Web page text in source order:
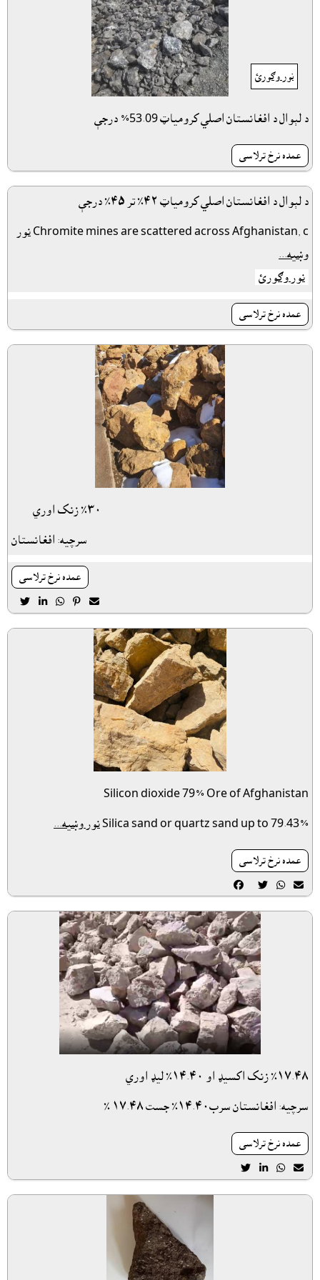
نور وګورئ
د لېوال د افغانستان اصلي کرومياټ 53.09% درجې
عمده نرخ ترلاسى
د لېوال د افغانستان اصلي کرومياټ ٤٢٪ تر ٤٥٪ درجې
Chromite mines are scattered across Afghanistan, c نور
وښيه...
نور وګورئ
عمده نرخ ترلاسى
٣٠٪ زنک اوري
سرچيه: افغانستان
عمده نرخ ترلاسى
    
Silicon dioxide 79% Ore of Afghanistan
Silica sand or quartz sand up to 79.43%نور وښيه...
عمده نرخ ترلاسى
   
١٧.٤٨٪ زنک اکسيډ او ١٤.٤٠٪ ليډ اوري
سرچيه: افغانستان سرب١٤.٤٠٪ جست ١٧.٤٨ ٪
عمده نرخ ترلاسى
   